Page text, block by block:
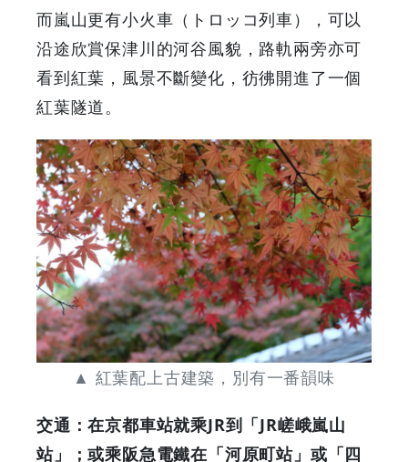
而嵐山更有小火車（トロッコ列車），可以
沿途欣賞保津川的河谷風貌，路軌兩旁亦可
看到紅葉，風景不斷變化，彷彿開進了一個
紅葉隧道。
▲ 紅葉配上古建築，別有一番韻味
交通：在京都車站就乘JR到「JR嵯峨嵐山
站」；或乘阪急電鐵在「河原町站」或「四